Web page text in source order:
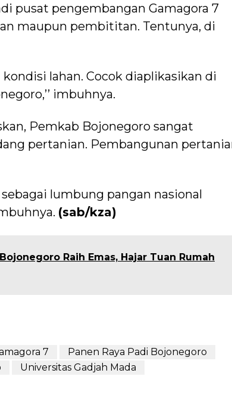
pusat pengembangan Gamagora 7
maupun pembititan. Tentunya, di
kondisi lahan. Cocok diaplikasikan di
imbuhnya.
Pemkab Bojonegoro sangat
pertanian. Pembangunan
lumbung pangan nasional
(sab/kza)
Raih Emas, Hajar Tuan Rumah
7
Panen Raya Padi Bojonegoro
Universitas Gadjah Mada